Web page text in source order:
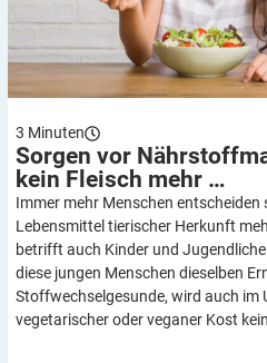
3 Minuten
Sorgen vor
kein Fleisch mehr …
Immer mehr Menschen entscheiden
Lebensmittel tierischer Herkunft
betrifft auch Kinder und
diese jungen Menschen dieselben
Stoffwechselgesunde, wird auch im
vegetarischer oder veganer Kost